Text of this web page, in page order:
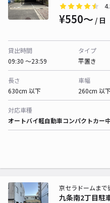
¥550〜 / 日
貸出時間
09:30 〜23:59
タイプ
平置き
長さ
630cm 以下
車幅
260cm 以
対応車種
オートバイ軽自動車コンパクトカー
九条南2丁目駐
京セラドームまで